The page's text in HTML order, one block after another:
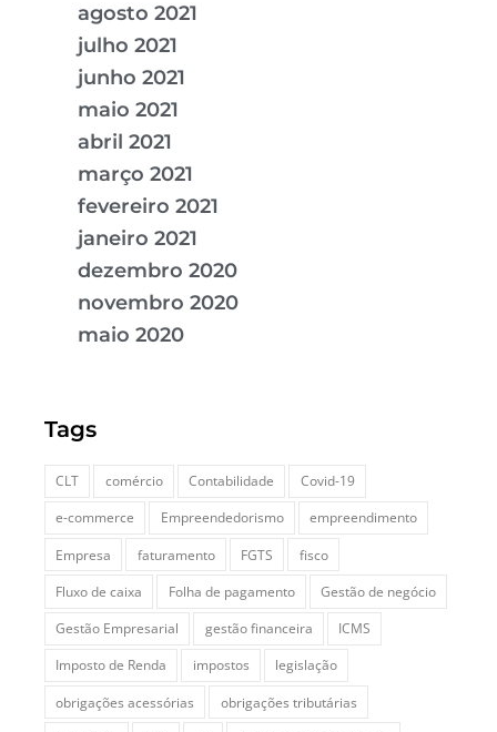
agosto 2021
julho 2021
junho 2021
maio 2021
abril 2021
março 2021
fevereiro 2021
janeiro 2021
dezembro 2020
novembro 2020
maio 2020
Tags
CLT comércio Contabilidade
Covid-19
e-commerce
Empreendedorismo
empreendimento
Empresa
faturamento FGTS
fisco
Fluxo de caixa
Folha de pagamento
Gestão de negócio
Gestão Empresarial
gestão financeira
ICMS
Imposto de Renda
impostos
legislação
obrigações acessórias
obrigações tributárias